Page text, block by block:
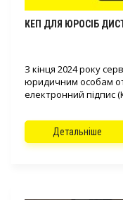
КЕП ДЛЯ ЮРОСІБ
З кінця 2024 року
юридичним особам
електронний підпис
Детальніше